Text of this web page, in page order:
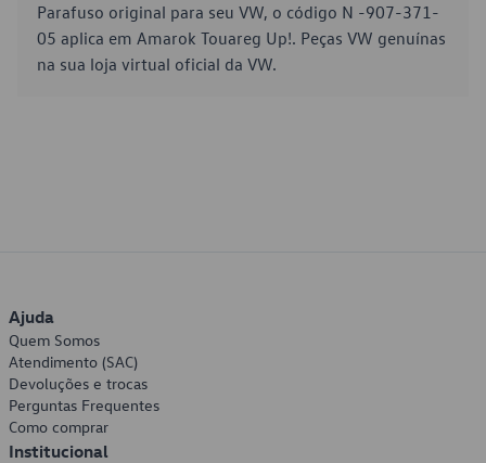
Parafuso original para seu VW, o código N -907-371-
05 aplica em Amarok Touareg Up!. Peças VW genuínas
na sua loja virtual oficial da VW.
Ajuda
Quem Somos
Atendimento (SAC)
Devoluções e trocas
Perguntas Frequentes
Como comprar
Institucional